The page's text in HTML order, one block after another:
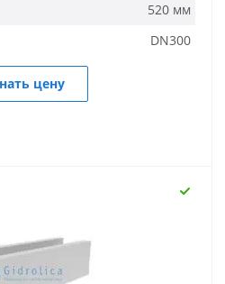
520 мм
DN300
цену